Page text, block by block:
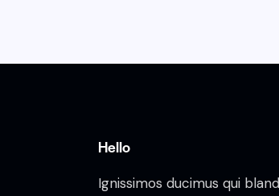
Hello
Ignissimos ducimus qui